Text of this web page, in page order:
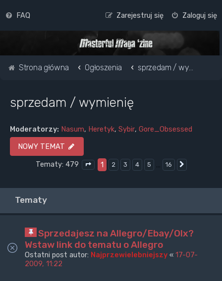
FAQ Zaloguj się
Zarejestruj się
Strona główna Ogłoszenia sprzedam / wymienię
sprzedam / wymienię
Moderatorzy: Nasum, Heretyk, Sybir, Gore_Obsessed
NOWY TEMAT
Tematy: 479
Strona1 z16
1 2 3 4 5 … 16
Tematy
Sprzedajesz na Allegro/Ebay/Olx?
Wstaw link do tematu o Allegro
Ostatni post autor: Najprzewielebniejszy « 17-07-
2009, 11:22